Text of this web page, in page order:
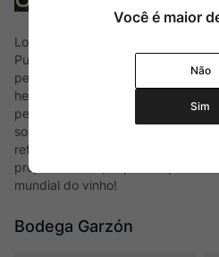
Localizada próximo a vários
Punta del Este e La Barra, a
perfeita entre história e futuro. Um
hectares de vinhedos, pertence
pelo argentino Alejandro
sob a consultoria de Alberto
referências mundiais em produção
projeto ousado, capaz de
mundial do vinho!
Bodega Garzón
Você é maior
Não
Sim